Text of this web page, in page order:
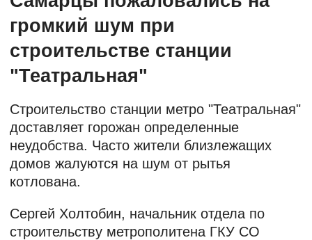
громкий шум при
строительстве станции
"Театральная"
Строительство станции метро "Театральная"
доставляет горожан определенные
неудобства. Часто жители близлежащих
домов жалуются на шум от рытья
котлована.
Сергей Холтобин, начальник отдела по
строительству метрополитена ГКУ СО